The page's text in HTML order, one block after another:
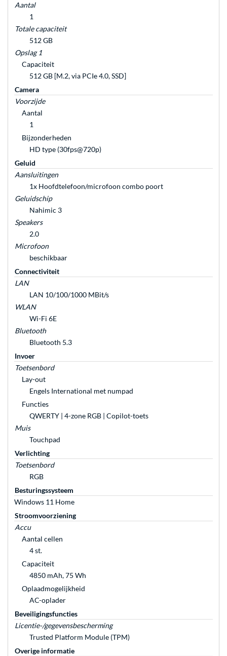
Aantal
1
Totale capaciteit
512 GB
Opslag 1
Capaciteit
512 GB [M.2, via PCIe 4.0, SSD]
Camera
Voorzijde
Aantal
1
Bijzonderheden
HD type (30fps@720p)
Geluid
Aansluitingen
1x Hoofdtelefoon/microfoon combo poort
Geluidschip
Nahimic 3
Speakers
2.0
Microfoon
beschikbaar
Connectiviteit
LAN
LAN 10/100/1000 MBit/s
WLAN
Wi-Fi 6E
Bluetooth
Bluetooth 5.3
Invoer
Toetsenbord
Lay-out
Engels International met numpad
Functies
QWERTY | 4-zone RGB | Copilot-toets
Muis
Touchpad
Verlichting
Toetsenbord
RGB
Besturingssysteem
Windows 11 Home
Stroomvoorziening
Accu
Aantal cellen
4 st.
Capaciteit
4850 mAh, 75 Wh
Oplaadmogelijkheid
AC-oplader
Beveiligingsfuncties
Licentie-/gegevensbescherming
Trusted Platform Module (TPM)
Overige informatie